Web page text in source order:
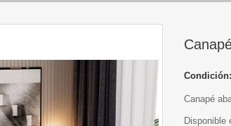
Condición:
Canapé
Disponible